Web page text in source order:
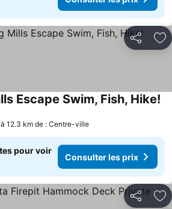
Partager
Escape Swim, Fish, Hike!
à 12.3 km de : Centre-ville
pour voir
Consulter les prix
Partager